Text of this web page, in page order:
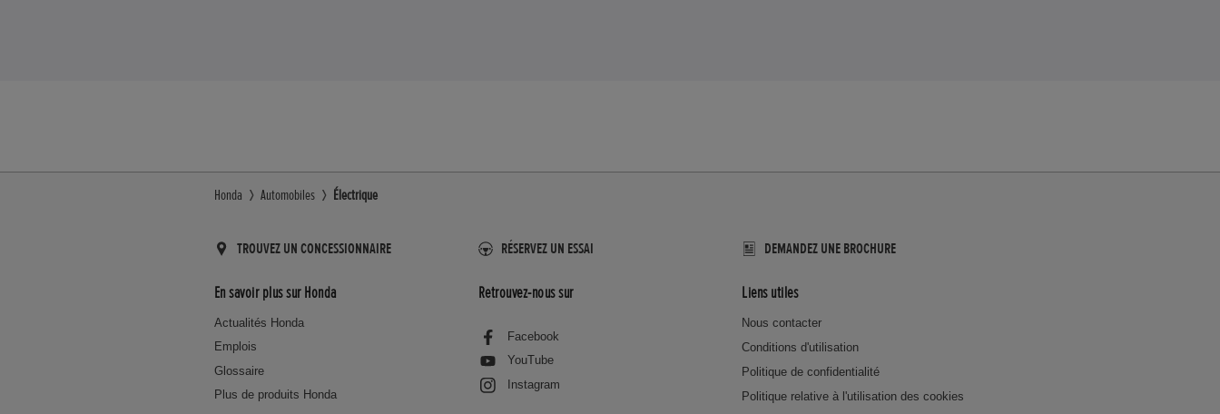
Honda Automobiles Électrique
TROUVEZ UN CONCESSIONNAIRE RÉSERVEZ UN ESSAI DEMANDEZ UNE BROCHURE
En savoir plus sur Honda
Actualités Honda
Emplois
Glossaire
Plus de produits Honda
Retrouvez-nous sur
Facebook
YouTube
Instagram
Liens utiles
Nous contacter
Conditions d'utilisation
Politique de confidentialité
Politique relative à l'utilisation des cookies